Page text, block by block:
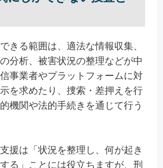
きる範囲は、適法な情報収集、
分析、被害状況の整理などが中
事業者やプラットフォームに対
を求めたり、捜索・差押えを行
機関や法的手続きを通じて行う
援は「状況を整理し、何が起き
る」ことには役立ちますが、刑